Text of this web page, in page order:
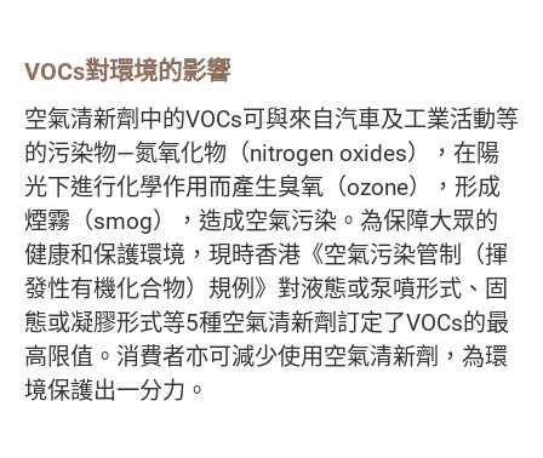
VOCs對環境的影響
空氣清新劑中的VOCs可與來自汽車及工業活動等
的污染物—氮氧化物（nitrogen oxides），在陽
光下進行化學作用而產生臭氧（ozone），形成
煙霧（smog），造成空氣污染。為保障大眾的
健康和保護環境，現時香港《空氣污染管制（揮
發性有機化合物）規例》對液態或泵噴形式、固
態或凝膠形式等5種空氣清新劑訂定了VOCs的最
高限值。消費者亦可減少使用空氣清新劑，為環
境保護出一分力。